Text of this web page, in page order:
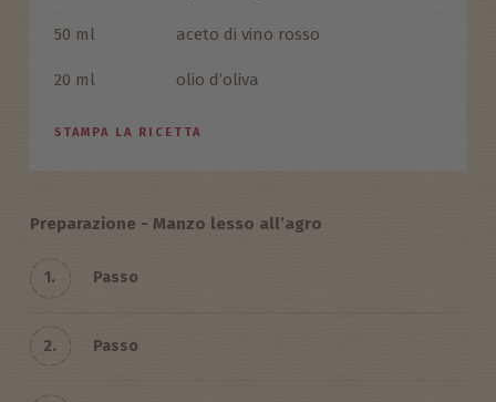
50 ml aceto di vino rosso
20 ml olio d’oliva
STAMPA LA RICETTA
Preparazione - Manzo lesso all’agro
1. Passo
2. Passo